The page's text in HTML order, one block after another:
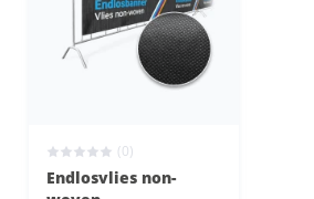
(0)
Endlosvlies non-